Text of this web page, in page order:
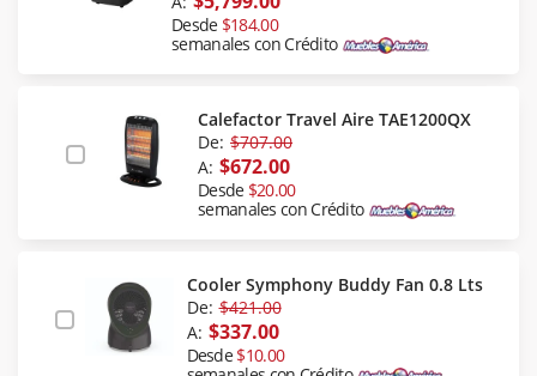
Desde $184.00
semanales con Crédito
Calefactor Travel Aire TAE1200QX
De: $707.00
A: $672.00
Desde $20.00
semanales con Crédito
Cooler Symphony Buddy Fan 0.8 Lts
De: $421.00
A: $337.00
Desde$10.00